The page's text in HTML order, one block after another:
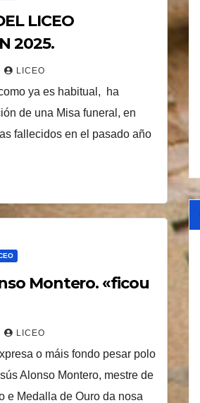
LICEO
2025.
LICEO
ya es habitual, ha
de una Misa funeral, en
fallecidos en el pasado año
Montero. «ficou
LICEO
o máis fondo pesar polo
Alonso Montero, mestre de
e Medalla de Ouro da nosa